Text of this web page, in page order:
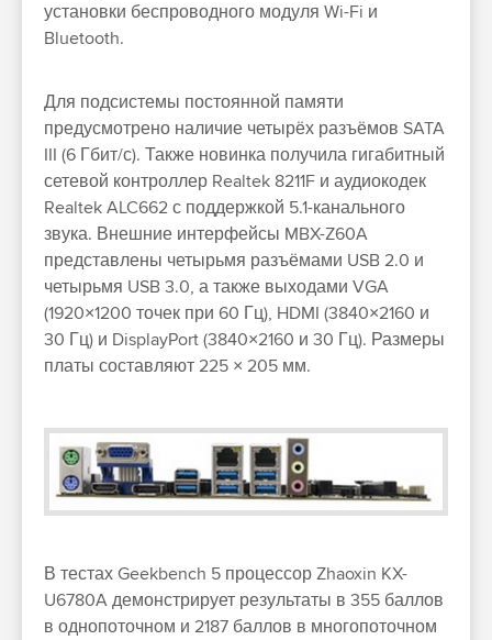
установки беспроводного модуля Wi-Fi и
Bluetooth.
Для подсистемы постоянной памяти
предусмотрено наличие четырёх разъёмов SATA
III (6 Гбит/с). Также новинка получила гигабитный
сетевой контроллер Realtek 8211F и аудиокодек
Realtek ALC662 с поддержкой 5.1-канального
звука. Внешние интерфейсы MBX-Z60A
представлены четырьмя разъёмами USB 2.0 и
четырьмя USB 3.0, а также выходами VGA
(1920×1200 точек при 60 Гц), HDMI (3840×2160 и
30 Гц) и DisplayPort (3840×2160 и 30 Гц). Размеры
платы составляют 225 × 205 мм.
В тестах Geekbench 5 процессор Zhaoxin KX-
U6780A демонстрирует результаты в 355 баллов
в однопоточном и 2187 баллов в многопоточном